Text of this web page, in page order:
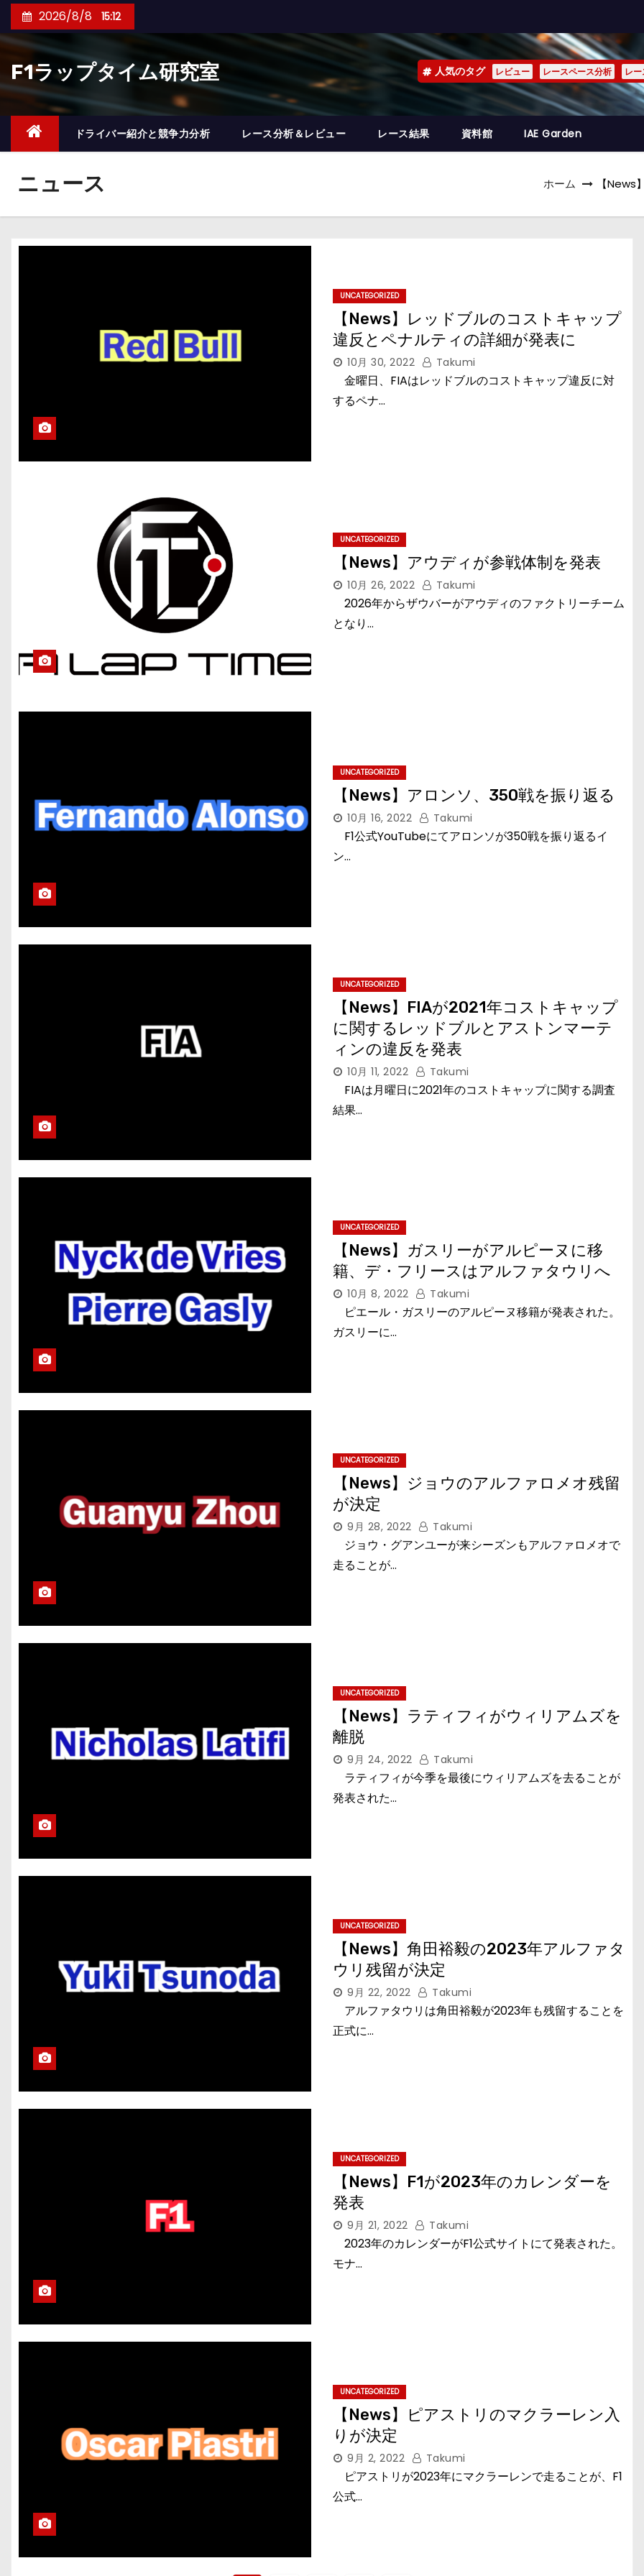
ン
ツ
キ
2026/8/8 15:12
F1ラップタイム研究室 人気のタグ レビュー レースペース分析 レ
ドライバー紹介と競争力分析 レース分析＆レビュー レース結果 資料館 IAE Garden
ニュース ホーム 【News
UNCATEGORIZED
【News】レッドブルのコストキャップ
違反とペナルティの詳細が発表に
10月 30, 2022 Takumi
金曜日、FIAはレッドブルのコストキャップ違反に対
するペナ…
UNCATEGORIZED
【News】アウディが参戦体制を発表
10月 26, 2022 Takumi
2026年からザウバーがアウディのファクトリーチーム
となり…
UNCATEGORIZED
【News】アロンソ、350戦を振り返る
10月 16, 2022 Takumi
F1公式YouTubeにてアロンソが350戦を振り返るイ
ン…
UNCATEGORIZED
【News】FIAが2021年コストキャップ
に関するレッドブルとアストンマーテ
ィンの違反を発表
10月 11, 2022 Takumi
FIAは月曜日に2021年のコストキャップに関する調査
結果…
UNCATEGORIZED
【News】ガスリーがアルピーヌに移
籍、デ・フリースはアルファタウリへ
10月 8, 2022 Takumi
ピエール・ガスリーのアルピーヌ移籍が発表された。
ガスリーに…
UNCATEGORIZED
【News】ジョウのアルファロメオ残留
が決定
9月 28, 2022 Takumi
ジョウ・グアンユーが来シーズンもアルファロメオで
走ることが…
UNCATEGORIZED
【News】ラティフィがウィリアムズを
離脱
9月 24, 2022 Takumi
ラティフィが今季を最後にウィリアムズを去ることが
発表された…
UNCATEGORIZED
【News】角田裕毅の2023年アルファタ
ウリ残留が決定
9月 22, 2022 Takumi
アルファタウリは角田裕毅が2023年も残留することを
正式に…
UNCATEGORIZED
【News】F1が2023年のカレンダーを
発表
9月 21, 2022 Takumi
2023年のカレンダーがF1公式サイトにて発表された。
モナ…
UNCATEGORIZED
【News】ピアストリのマクラーレン入
りが決定
9月 2, 2022 Takumi
ピアストリが2023年にマクラーレンで走ることが、F1
公式…